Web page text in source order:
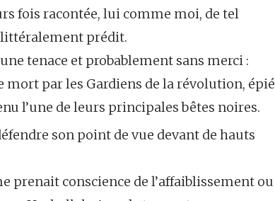
fois racontée, lui comme moi, de tel
littéralement prédit.
tenace et probablement sans merci :
par les Gardiens de la révolution, épié
l’une de leurs principales bêtes noires.
son point de vue devant de hauts
prenait conscience de l’affaiblissement ou